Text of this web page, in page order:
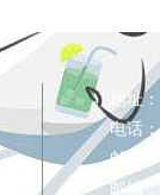
地址
电话
邮箱：
邮编